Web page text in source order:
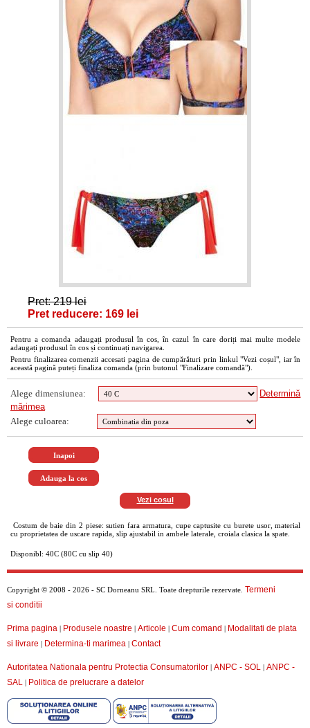
Pret: 219 lei
Pret reducere: 169 lei
Pentru a comanda adaugați produsul în cos, în cazul în care doriți mai multe modele
adaugați produsul în cos și continuați navigarea.
Pentru finalizarea comenzii accesati pagina de cumpărături prin linkul "Vezi coșul", iar în
această pagină puteți finaliza comanda (prin butonul "Finalizare comandă").
Alege dimensiunea:
Determină
mărimea
Alege culoarea:
Vezi cosul
Costum de baie din 2 piese: sutien fara armatura, cupe captusite cu burete usor, material
cu proprietatea de uscare rapida, slip ajustabil in ambele laterale, croiala clasica la spate.
Disponibl: 40C (80C cu slip 40)
Copyright © 2008 - 2026 - SC Dorneanu SRL. Toate drepturile rezervate. Termeni
si conditii
Prima pagina | Produsele noastre | Articole | Cum comand | Modalitati de plata
si livrare | Determina-ti marimea | Contact
Autoritatea Nationala pentru Protectia Consumatorilor | ANPC - SOL | ANPC -
SAL | Politica de prelucrare a datelor